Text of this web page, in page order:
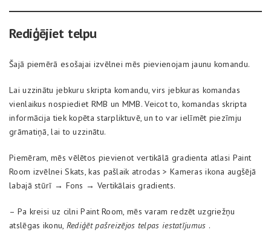
Rediģējiet telpu
Šajā piemērā esošajai izvēlnei mēs pievienojam jaunu komandu.
Lai uzzinātu jebkuru skripta komandu, virs jebkuras komandas
vienlaikus nospiediet RMB un MMB. Veicot to, komandas skripta
informācija tiek kopēta starpliktuvē, un to var ielīmēt piezīmju
grāmatiņā, lai to uzzinātu.
Piemēram, mēs vēlētos pievienot vertikālā gradienta atlasi Paint
Room izvēlnei Skats, kas pašlaik atrodas > Kameras ikona augšējā
labajā stūrī → Fons → Vertikālais gradients.
– Pa kreisi uz cilni Paint Room, mēs varam redzēt uzgriežņu
atslēgas ikonu, Rediģēt pašreizējos telpas iestatījumus .